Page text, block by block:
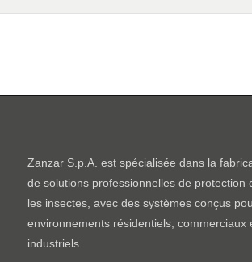
Zanzar S.p.A. est spécialisée dans la
de solutions professionnelles de protection
les insectes, avec des systèmes conçus
environnements résidentiels, commerciaux
industriels.